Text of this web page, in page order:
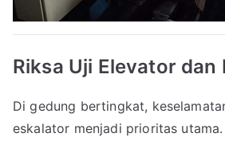
Riksa Uji Elevator dan
Di gedung bertingkat,
eskalator menjadi prioritas